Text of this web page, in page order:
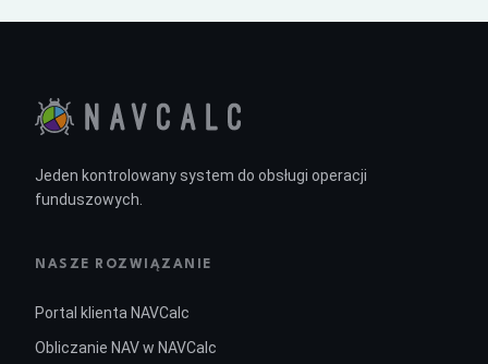
Jeden kontrolowany system do obsługi operacji
funduszowych.
NASZE ROZWIĄZANIE
Portal klienta NAVCalc
Obliczanie NAV w NAVCalc